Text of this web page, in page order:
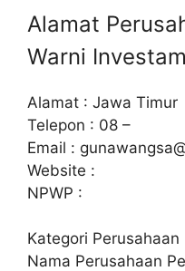
Alamat
Warni
Alamat : Jawa Timur
Telepon : 08 –
Email :
Website :
NPWP :
Kategori Perusahaan
Nama Perusahaan